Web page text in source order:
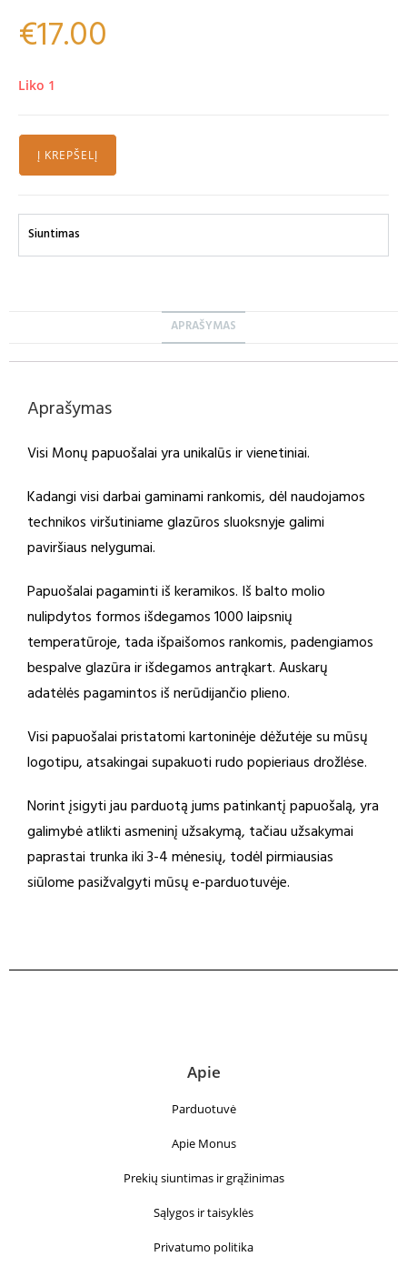
€17.00
Liko 1
Į KREPŠELĮ
Siuntimas
APRAŠYMAS
Aprašymas
Visi Monų papuošalai yra unikalūs ir vienetiniai.
Kadangi visi darbai gaminami rankomis, dėl naudojamos
technikos viršutiniame glazūros sluoksnyje galimi
paviršiaus nelygumai.
Papuošalai pagaminti iš keramikos. Iš balto molio
nulipdytos formos išdegamos 1000 laipsnių
temperatūroje, tada išpaišomos rankomis, padengiamos
bespalve glazūra ir išdegamos antrąkart. Auskarų
adatėlės pagamintos iš nerūdijančio plieno.
Visi papuošalai pristatomi kartoninėje dėžutėje su mūsų
logotipu, atsakingai supakuoti rudo popieriaus drožlėse.
Norint įsigyti jau parduotą jums patinkantį papuošalą, yra
galimybė atlikti asmeninį užsakymą, tačiau užsakymai
paprastai trunka iki 3-4 mėnesių, todėl pirmiausias
siūlome pasižvalgyti mūsų e-parduotuvėje.
Apie
Parduotuvė
Apie Monus
Prekių siuntimas ir grąžinimas
Sąlygos ir taisyklės
Privatumo politika